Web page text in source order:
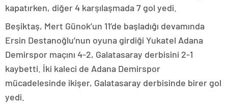
kapatırken, diğer 4 karşılaşmada 7 gol yedi.
Beşiktaş, Mert Günok’un 11’de başladığı devamında
Ersin Destanoğlu’nun oyuna girdiği Yukatel Adana
Demirspor maçını 4-2, Galatasaray derbisini 2-1
kaybetti. İki kaleci de Adana Demirspor
mücadelesinde ikişer, Galatasaray derbisinde birer gol
yedi.